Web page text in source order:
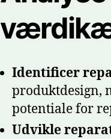
Identificer
produktdesign,
potentiale for
Udvikle